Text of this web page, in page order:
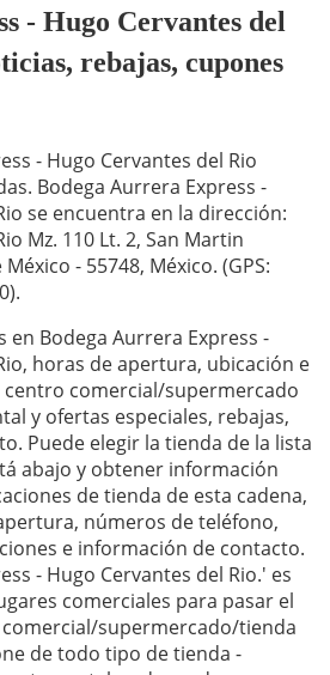
- Hugo Cervantes del
rebajas, cupones
- Hugo Cervantes del Rio
Bodega Aurrera Express -
se encuentra en la dirección:
Mz. 110 Lt. 2, San Martin
- 55748, México. (GPS:
en Bodega Aurrera Express -
horas de apertura, ubicación e
comercial/supermercado
y ofertas especiales, rebajas,
Puede elegir la tienda de la lista
abajo y obtener información
de tienda de esta cadena,
números de teléfono,
e información de contacto.
- Hugo Cervantes del Rio.' es
comerciales para pasar el
supermercado/tienda
de todo tipo de tienda -